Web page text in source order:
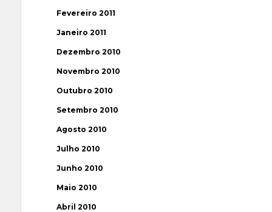
Fevereiro 2011
Janeiro 2011
Dezembro 2010
Novembro 2010
Outubro 2010
Setembro 2010
Agosto 2010
Julho 2010
Junho 2010
Maio 2010
Abril 2010